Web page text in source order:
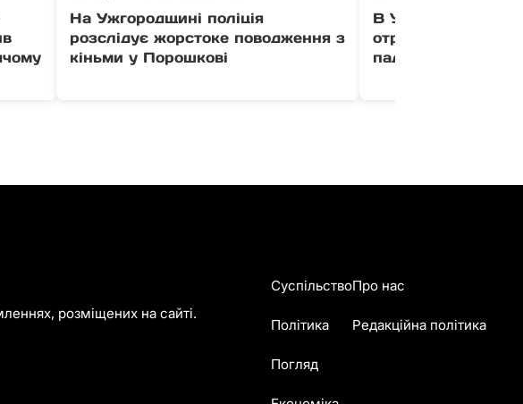
На Ужгородщині поліція
розслідує жорстоке поводження з
кіньми у Порошкові
В Ужгороді 11-
отримав перелом
падіння з
розміщених на сайті.
Суспільство
Політика
Погляд
Про нас
Редакційна політика